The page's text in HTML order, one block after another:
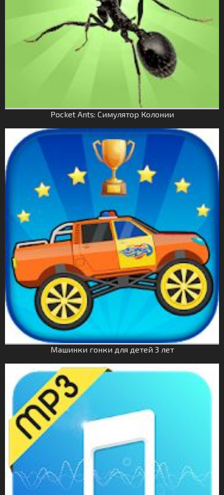
Pocket Ants: Симулятор Колонии
Машинки гонки для детей 3 лет